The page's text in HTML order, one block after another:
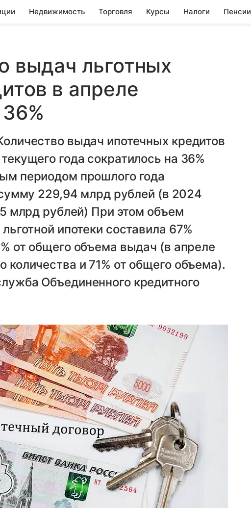
Недвижимость Торговля Курсы Налоги Пенсии
выдач льготных
в апреле
выдач ипотечных кредитов
года сократилось на 36%
периодом прошлого года
229,94 млрд рублей (в 2024
млрд рублей) При этом объем
ипотеки составила 67%
от общего объема выдач (в апреле
и 71% от общего объема).
Объединенного кредитного